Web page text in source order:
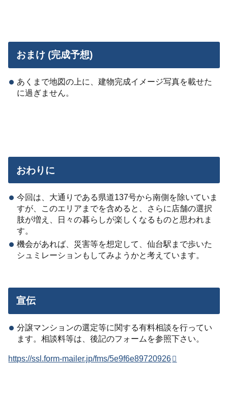
おまけ (完成予想)
あくまで地図の上に、建物完成イメージ写真を載せた
に過ぎません。
おわりに
今回は、大通りである県道137号から南側を除いていま
すが、このエリアまでを含めると、さらに店舗の選択
肢が増え、日々の暮らしが楽しくなるものと思われま
す。
機会があれば、災害等を想定して、仙台駅まで歩いた
シュミレーションもしてみようかと考えています。
宣伝
分譲マンションの選定等に関する有料相談を行ってい
ます。相談料等は、後記のフォームを参照下さい。
https://ssl.form-mailer.jp/fms/5e9f6e89720926